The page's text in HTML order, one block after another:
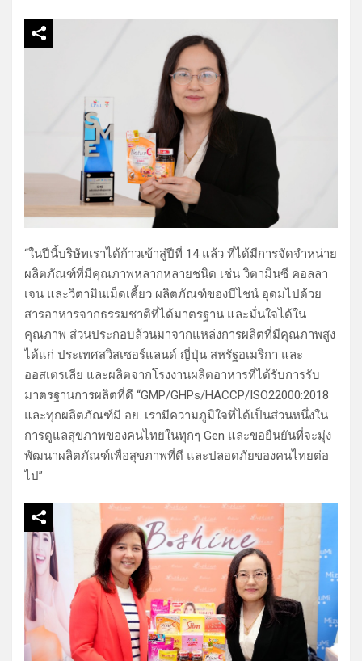
“ในปีนี้บริษัทเราได้ก้าวเข้าสู่ปีที่ 14 แล้ว ที่ได้มีการจัดจำหน่าย
ผลิตภัณฑ์ที่มีคุณภาพหลากหลายชนิด เช่น วิตามินซี คอลลา
เจน และวิตามินเม็ดเคี้ยว ผลิตภัณฑ์ของบีไชน์ อุดมไปด้วย
สารอาหารจากธรรมชาติที่ได้มาตรฐาน และมั่นใจได้ใน
คุณภาพ ส่วนประกอบล้วนมาจากแหล่งการผลิตที่มีคุณภาพสูง
ได้แก่ ประเทศสวิสเซอร์แลนด์ ญี่ปุ่น สหรัฐอเมริกา และ
ออสเตรเลีย และผลิตจากโรงงานผลิตอาหารที่ได้รับการรับ
มาตรฐานการผลิตที่ดี “GMP/GHPs/HACCP/ISO22000:2018
และทุกผลิตภัณฑ์มี อย. เรามีความภูมิใจที่ได้เป็นส่วนหนึ่งใน
การดูแลสุขภาพของคนไทยในทุกๆ Gen และขอยืนยันที่จะมุ่ง
พัฒนาผลิตภัณฑ์เพื่อสุขภาพที่ดี และปลอดภัยของคนไทยต่อ
ไป”